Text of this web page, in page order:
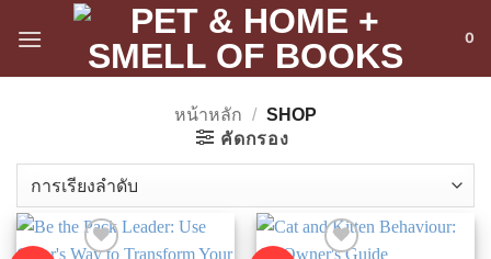
0
หน้าหลัก / SHOP
คัดกรอง